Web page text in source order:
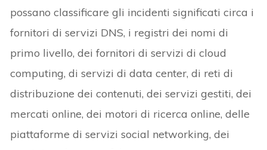
possano classificare gli incidenti significati circa i
fornitori di servizi DNS, i registri dei nomi di
primo livello, dei fornitori di servizi di cloud
computing, di servizi di data center, di reti di
distribuzione dei contenuti, dei servizi gestiti, dei
mercati online, dei motori di ricerca online, delle
piattaforme di servizi social networking, dei